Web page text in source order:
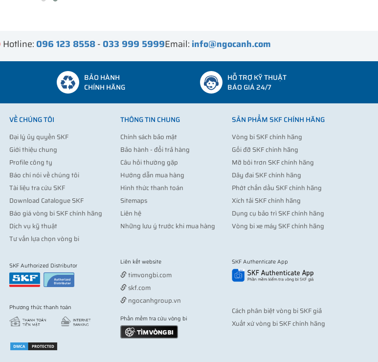
Hotline: 096 123 8558- 033 999 5999Email: info@ngocanh.com
BẢO HÀNH
CHÍNH HÃNG
HỖ TRỢ KỸ THUẬT
BÁO GIÁ 24/7
VỀ CHÚNG TÔI
Đại lý ủy quyền SKF
Giới thiệu chung
Profile công ty
Báo chí nói về chúng tôi
Tài liệu tra cứu SKF
Download Catalogue SKF
Báo giá vòng bi SKF chính hãng
Dịch vụ kỹ thuật
Tư vấn lựa chọn vòng bi
SKF Authorized Distributor
Phương thức thanh toán
THÔNG TIN CHUNG
Chính sách bảo mật
Bảo hành - đổi trả hàng
Câu hỏi thường gặp
Hướng dẫn mua hàng
Hình thức thanh toán
Sitemaps
Liên hệ
Những lưu ý trước khi mua hàng
Liên kết website
timvongbi.com
skf.com
ngocanhgroup.vn
Phần mềm tra cứu vòng bi
SẢN PHẨM SKF CHÍNH HÃNG
Vòng bi SKF chính hãng
Gối đỡ SKF chính hãng
Mỡ bôi trơn SKF chính hãng
Dây đai SKF chính hãng
Phớt chắn dầu SKF chính hãng
Xích tải SKF chính hãng
Dụng cụ bảo trì SKF chính hãng
Vòng bi xe máy SKF chính hãng
SKF Authenticate App
Cách phân biệt vòng bi SKF giả
Xuất xứ vòng bi SKF chính hãng